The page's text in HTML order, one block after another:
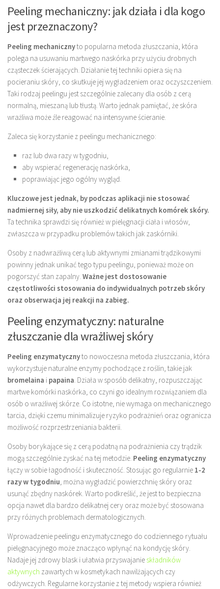
Peeling mechaniczny: jak działa i dla kogo
jest przeznaczony?
Peeling mechanicznyto popularna metoda złuszczania, która
polega na usuwaniu martwego naskórka przy użyciu drobnych
cząsteczek ścierających. Działanie tej techniki opiera się na
pocieraniu skóry, co skutkuje jej wygładzeniem oraz oczyszczeniem.
Taki rodzaj peelingu jest szczególnie zalecany dla osób z cerą
normalną, mieszaną lub tłustą. Warto jednak pamiętać, że skóra
wrażliwa może źle reagować na intensywne ścieranie.
Zaleca się korzystanie z peelingu mechanicznego:
raz lub dwa razy w tygodniu,
aby wspierać regenerację naskórka,
poprawiając jego ogólny wygląd.
Kluczowe jest jednak, by podczas aplikacji nie stosować
nadmiernej siły, aby nie uszkodzić delikatnych komórek skóry.
Ta technika sprawdzi się również w pielęgnacji ciała i włosów,
zwłaszcza w przypadku problemów takich jak zaskórniki.
Osoby z nadwrażliwą cerą lub aktywnymi zmianami trądzikowymi
powinny jednak unikać tego typu peelingu, ponieważ może on
pogorszyć stan zapalny. Ważne jest dostosowanie
częstotliwości stosowania do indywidualnych potrzeb skóry
oraz obserwacja jej reakcji na zabieg.
Peeling enzymatyczny: naturalne
złuszczanie dla wrażliwej skóry
Peeling enzymatycznyto nowoczesna metoda złuszczania, która
wykorzystuje naturalne enzymy pochodzące z roślin, takie jak
bromelaina i papaina. Działa w sposób delikatny, rozpuszczając
martwe komórki naskórka, co czyni go idealnym rozwiązaniem dla
osób o wrażliwej skórze. Co istotne, nie wymaga on mechanicznego
tarcia, dzięki czemu minimalizuje ryzyko podrażnień oraz ogranicza
możliwość rozprzestrzeniania bakterii.
Osoby borykające się z cerą podatną na podrażnienia czy trądzik
mogą szczególnie zyskać na tej metodzie. Peeling enzymatyczny
łączy w sobie łagodność i skuteczność. Stosując go regularnie 1-2
razy w tygodniu, można wygładzić powierzchnię skóry oraz
usunąć zbędny naskórek. Warto podkreślić, że jest to bezpieczna
opcja nawet dla bardzo delikatnej cery oraz może być stosowana
przy różnych problemach dermatologicznych.
Wprowadzenie peelingu enzymatycznego do codziennego rytuału
pielęgnacyjnego może znacząco wpłynąć na kondycję skóry.
Nadaje jej zdrowy blask i ułatwia przyswajanie składników
aktywnych zawartych w kosmetykach nawilżających czy
odżywczych. Regularne korzystanie z tej metody wspiera również